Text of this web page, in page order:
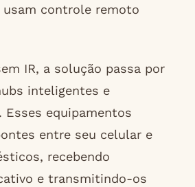
usam controle remoto
IR, a solução passa por
inteligentes e
Esses equipamentos
entre seu celular e
recebendo
e transmitindo-os